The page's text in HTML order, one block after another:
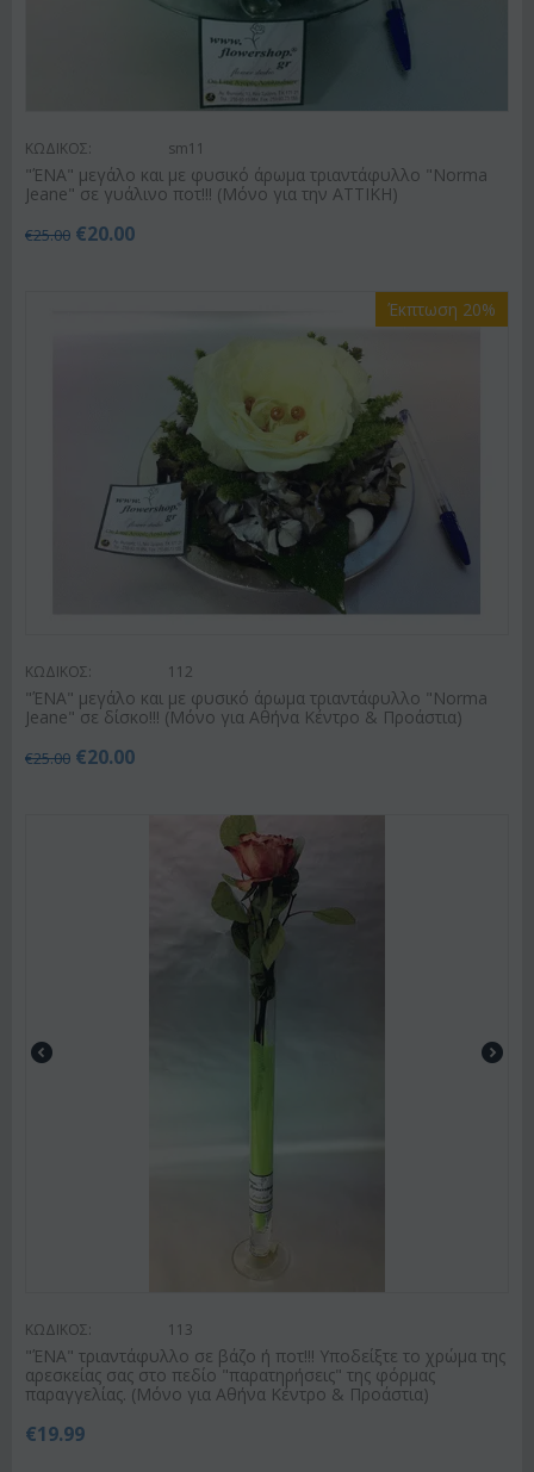
ΚΩΔΙΚΟΣ: sm11
"ΈΝΑ" μεγάλο και με φυσικό άρωμα τριαντάφυλλο "Norma
Jeane" σε γυάλινο ποτ!!! (Μόνο για την ΑΤΤΙΚΗ)
€25.00 €20.00
Έκπτωση 20%
ΚΩΔΙΚΟΣ: 112
"ΈΝΑ" μεγάλο και με φυσικό άρωμα τριαντάφυλλο "Norma
Jeane" σε δίσκο!!! (Μόνο για Αθήνα Κέντρο & Προάστια)
€25.00 €20.00
ΚΩΔΙΚΟΣ: 113
"ΈΝΑ" τριαντάφυλλο σε βάζο ή ποτ!!! Υποδείξτε το χρώμα της
αρεσκείας σας στο πεδίο "παρατηρήσεις" της φόρμας
παραγγελίας. (Μόνο για Αθήνα Κέντρο & Προάστια)
€19.99